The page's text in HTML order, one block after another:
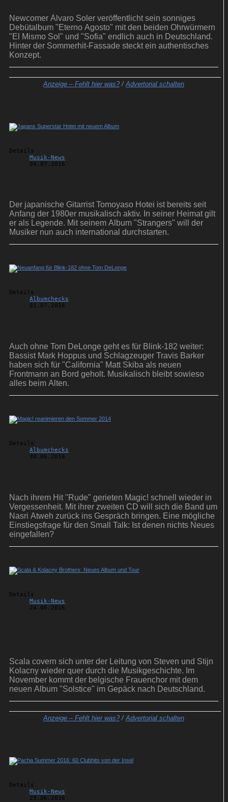
Newcomer Álvaro Soler veröffentlicht sein sonniges
Debütalbum "Eterno Agosto" mit den beiden Ohrwürmern
"El Mismo Sol" und "Sofia" endlich auch in Deutschland.
Hinter der Sommerhit-Fassade steckt ein authentisches
Konzept.
Anzeige – Fehlt hier was? / Advertorial schalten
Details
Musik-News
04.07.2016
Der japanische Gitarrist Tomoyaso Hotei ist bereits seit
Anfang der 1980er musikalisch aktiv. In seiner Heimat gilt
er als Legende. Mit seinem Album "Strangers" will der
Musiker nun auch international durchstarten.
Details
Albumchecks
01.07.2016
Auch ohne Tom DeLonge geht es für Blink-182 weiter:
Bassist Mark Hoppus und Schlagzeuger Travis Barker
haben sich für "California" Matt Skiba als neuen
Frontmann an Bord geholt. Musikalisch bleibt sowieso
alles beim Alten.
Details
Albumchecks
30.06.2016
Nach ihrem Hit "Rude" gerieten Magic! schnell wieder in
Vergessenheit. Mit ihrer zweiten CD will sich die Band um
Nasri Atweh zurück ins Gespräch bringen. Eine mögliche
Einstiegsfrage für den Small Talk: Ist denen nichts Neues
eingefallen?
Details
Musik-News
24.06.2016
Scala covern sich unter der Leitung von Steven und Stijn
Kolacny wieder quer durch die Musikgeschichte. Im
November kommt der belgische Frauenchor mit dem
neuen Album "Solstice" im Gepäck nach Deutschland.
Anzeige – Fehlt hier was? / Advertorial schalten
Details
Musik-News
23.06.2016